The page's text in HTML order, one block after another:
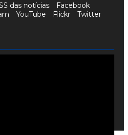
das notícias
Facebook
YouTube Flickr Twitter